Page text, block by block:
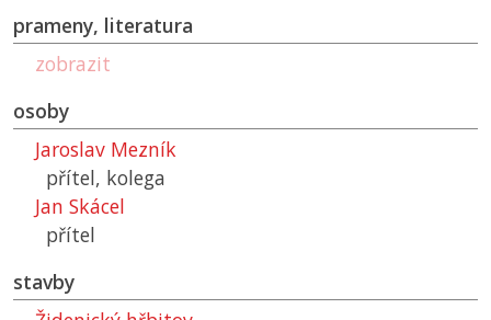
prameny, literatura
zobrazit
osoby
Jaroslav Mezník
přítel, kolega
Jan Skácel
přítel
stavby